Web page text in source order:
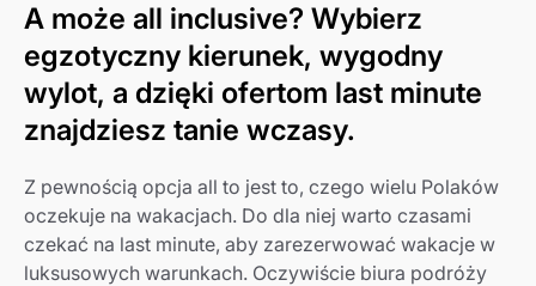
A może all inclusive? Wybierz
egzotyczny kierunek, wygodny
wylot, a dzięki ofertom last minute
znajdziesz tanie wczasy.
Z pewnością opcja all to jest to, czego wielu Polaków
oczekuje na wakacjach. Do dla niej warto czasami
czekać na last minute, aby zarezerwować wakacje w
luksusowych warunkach. Oczywiście biura podróży